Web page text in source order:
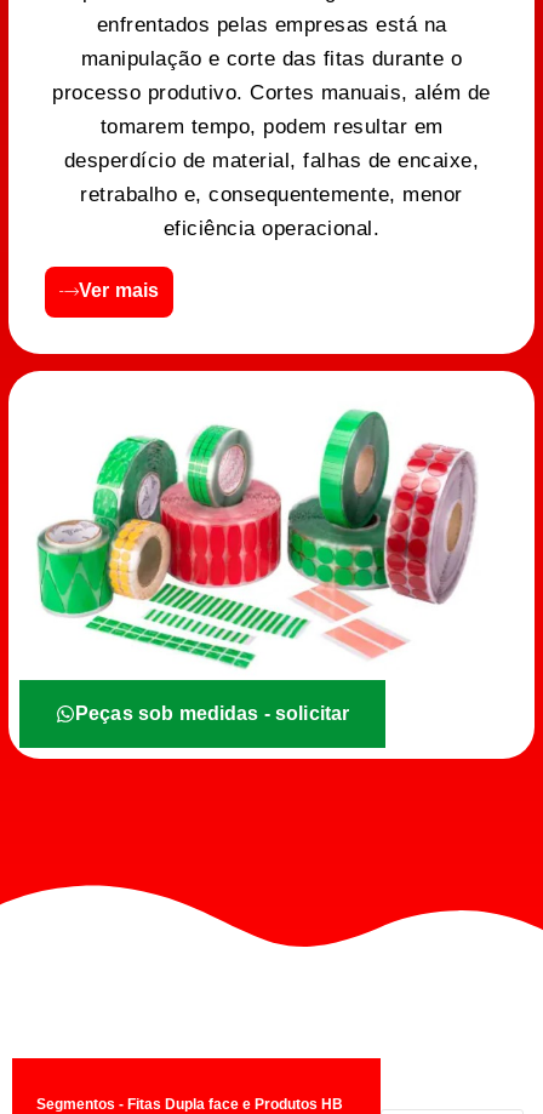
enfrentados pelas empresas está na
manipulação e corte das fitas durante o
processo produtivo. Cortes manuais, além de
tomarem tempo, podem resultar em
desperdício de material, falhas de encaixe,
retrabalho e, consequentemente, menor
eficiência operacional.
Ver mais
Peças sob medidas - solicitar
Segmentos - Fitas Dupla face e Produtos HB